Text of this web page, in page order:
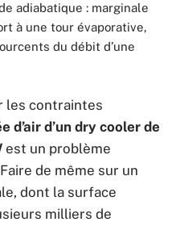
adiabatique : marginale
à une tour évaporative,
du débit d’une
les contraintes
d’air d’un dry cooler de
est un problème
de même sur un
dont la surface
milliers de